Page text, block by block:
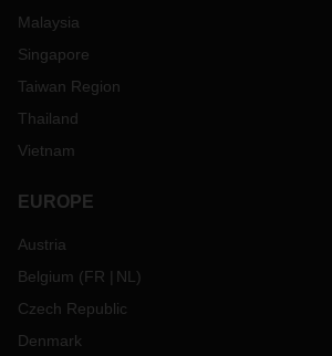
Malaysia
Singapore
Taiwan Region
Thailand
Vietnam
EUROPE
Austria
Belgium (FR NL )
Czech Republic
Denmark